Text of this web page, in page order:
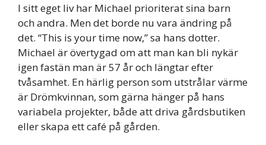
I sitt eget liv har Michael prioriterat sina barn
och andra. Men det borde nu vara ändring på
det. “This is your time now,” sa hans dotter.
Michael är övertygad om att man kan bli nykär
igen fastän man är 57 år och längtar efter
tvåsamhet. En härlig person som utstrålar värme
är Drömkvinnan, som gärna hänger på hans
variabela projekter, både att driva gårdsbutiken
eller skapa ett café på gården.